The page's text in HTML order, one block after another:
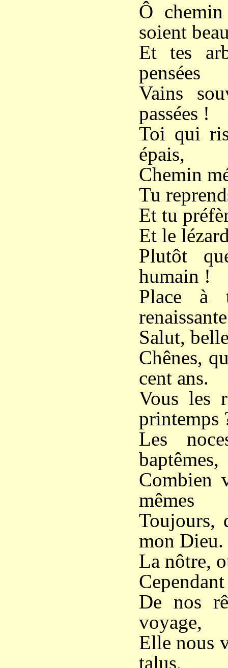
Ô
soient
Et tes
pensées
Vains
passées !
Toi qui
épais,
Chemin
Tu
Et tu
Et le
Plutôt
humain !
Place à
Salut,
Chênes,
cent ans.
Vous les
printemps
Les
baptêmes,
Combien
mêmes
Toujours,
mon Dieu.
La nôtre,
De nos
voyage,
Elle nous
talus,